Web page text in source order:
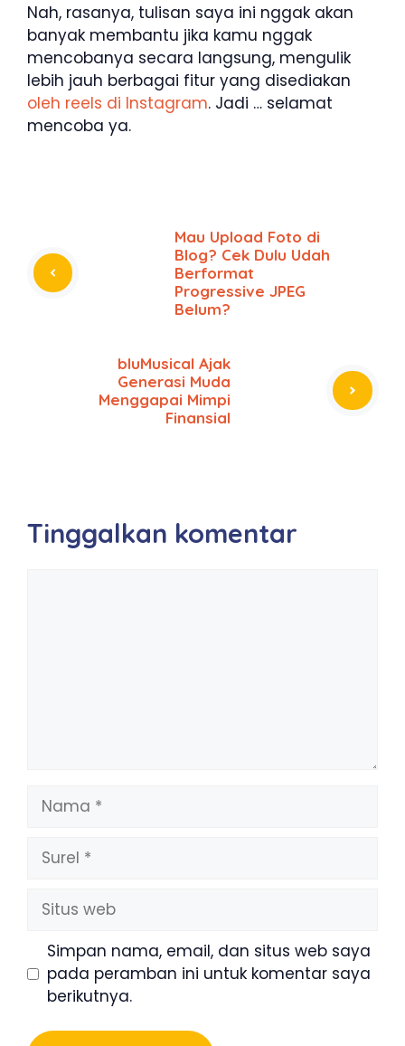
Nah, rasanya, tulisan saya ini nggak akan
banyak membantu jika kamu nggak
mencobanya secara langsung, mengulik
lebih jauh berbagai fitur yang disediakan
oleh reels di Instagram. Jadi … selamat
mencoba ya.
Mau Upload Foto di
Blog? Cek Dulu Udah
Berformat
Progressive JPEG
Belum?
bluMusical Ajak
Generasi Muda
Menggapai Mimpi
Finansial
Tinggalkan komentar
Nama
Surel
Situs
web
Simpan nama, email, dan situs web saya
pada peramban ini untuk komentar saya
berikutnya.